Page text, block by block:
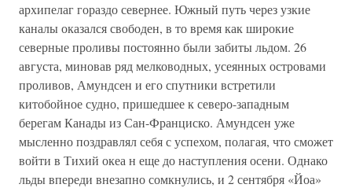
архипелаг гораздо севернее. Южный путь через узкие
каналы оказался свободен, в то время как широкие
северные проливы постоянно были забиты льдом. 26
августа, миновав ряд мелководных, усеянных островами
проливов, Амундсен и его спутники встретили
китобойное судно, пришедшее к северо-западным
берегам Канады из Сан-Франциско. Амундсен уже
мысленно поздравлял себя с успехом, полагая, что сможет
войти в Тихий океа н еще до наступления осени. Однако
льды впереди внезапно сомкнулись, и 2 сентября «Йоа»